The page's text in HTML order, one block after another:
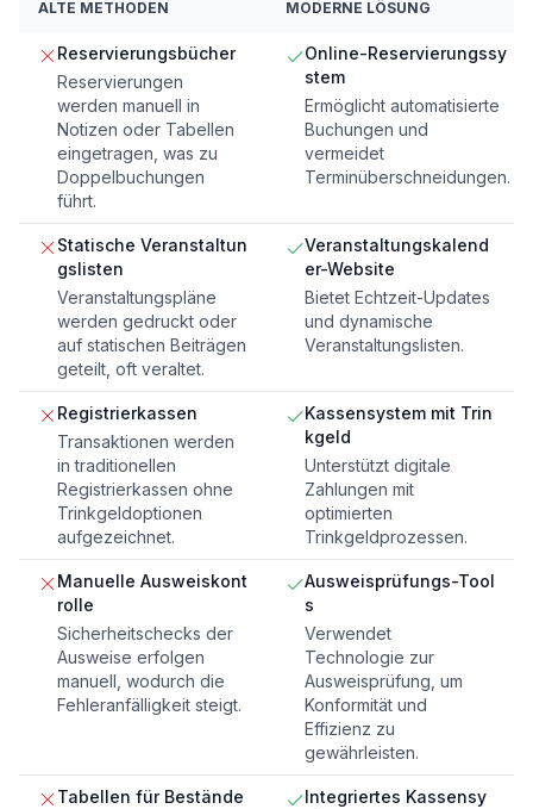
ALTE METHODEN MODERNE LÖSUNG
Reservierungsbücher
Reservierungen
werden manuell in
Notizen oder Tabellen
eingetragen, was zu
Doppelbuchungen
führt.
Online-Reservierungssy
stem
Ermöglicht automatisierte
Buchungen und
vermeidet
Terminüberschneidungen.
Statische Veranstaltun
gslisten
Veranstaltungspläne
werden gedruckt oder
auf statischen Beiträgen
geteilt, oft veraltet.
Veranstaltungskalend
er-Website
Bietet Echtzeit-Updates
und dynamische
Veranstaltungslisten.
Registrierkassen
Transaktionen werden
in traditionellen
Registrierkassen ohne
Trinkgeldoptionen
aufgezeichnet.
Kassensystem mit Trin
kgeld
Unterstützt digitale
Zahlungen mit
optimierten
Trinkgeldprozessen.
Manuelle Ausweiskont
rolle
Sicherheitschecks der
Ausweise erfolgen
manuell, wodurch die
Fehleranfälligkeit steigt.
Ausweisprüfungs-Tool
s
Verwendet
Technologie zur
Ausweisprüfung, um
Konformität und
Effizienz zu
gewährleisten.
Tabellen für Bestände
Integriertes Kassensy